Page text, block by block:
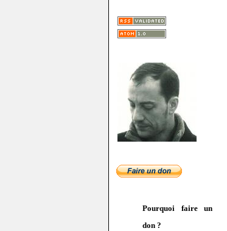
Pourquoi faire un
don ?